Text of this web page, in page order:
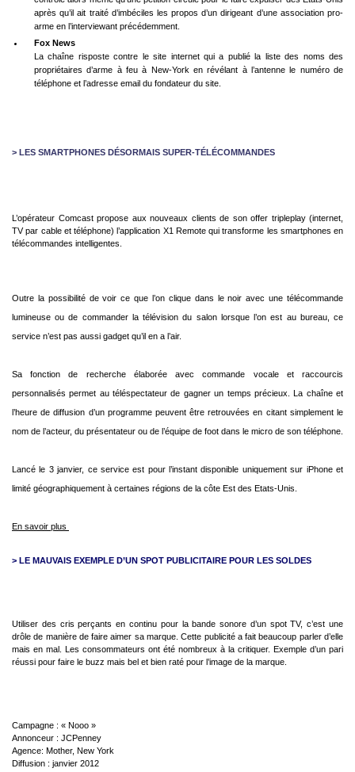
après qu’il ait traité d’imbéciles les propos d’un dirigeant d’une association pro-
arme en l’interviewant précédemment.
Fox News
La chaîne risposte contre le site internet qui a publié la liste des noms des
propriétaires d’arme à feu à New-York en révélant à l’antenne le numéro de
téléphone et l’adresse email du fondateur du site.
> LES SMARTPHONES DÉSORMAIS SUPER-TÉLÉCOMMANDES
L’opérateur Comcast propose aux nouveaux clients de son offer tripleplay (internet,
TV par cable et téléphone) l’application X1 Remote qui transforme les smartphones en
télécommandes intelligentes.
Outre la possibilité de voir ce que l’on clique dans le noir avec une télécommande
lumineuse ou de commander la télévision du salon lorsque l’on est au bureau, ce
service n’est pas aussi gadget qu’il en a l’air.
Sa fonction de recherche élaborée avec commande vocale et raccourcis
personnalisés permet au téléspectateur de gagner un temps précieux. La chaîne et
l’heure de diffusion d’un programme peuvent être retrouvées en citant simplement le
nom de l’acteur, du présentateur ou de l’équipe de foot dans le micro de son téléphone.
Lancé le 3 janvier, ce service est pour l’instant disponible uniquement sur iPhone et
limité géographiquement à certaines régions de la côte Est des Etats-Unis.
En savoir plus
> LE MAUVAIS EXEMPLE D’UN SPOT PUBLICITAIRE POUR LES SOLDES
Utiliser des cris perçants en continu pour la bande sonore d’un spot TV, c’est une
drôle de manière de faire aimer sa marque.Cette publicité a fait beaucoup parler d’elle
mais en mal. Les consommateurs ont été nombreux à la critiquer. Exemple d’un pari
réussi pour faire le buzz mais bel et bien raté pour l’image de la marque.
Campagne : « Nooo »
Annonceur : JCPenney
Agence: Mother, New York
Diffusion : janvier 2012